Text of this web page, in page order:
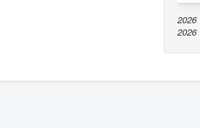
2026
2026